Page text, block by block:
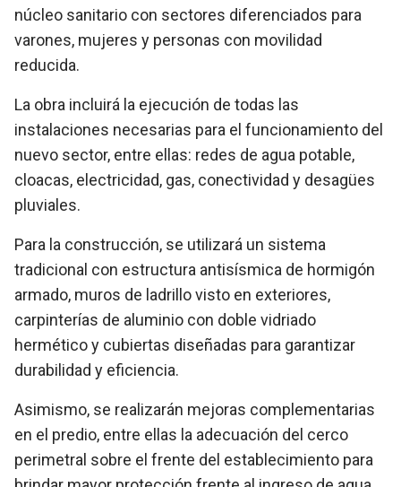
núcleo sanitario con sectores diferenciados para
varones, mujeres y personas con movilidad
reducida.
La obra incluirá la ejecución de todas las
instalaciones necesarias para el funcionamiento del
nuevo sector, entre ellas: redes de agua potable,
cloacas, electricidad, gas, conectividad y desagües
pluviales.
Para la construcción, se utilizará un sistema
tradicional con estructura antisísmica de hormigón
armado, muros de ladrillo visto en exteriores,
carpinterías de aluminio con doble vidriado
hermético y cubiertas diseñadas para garantizar
durabilidad y eficiencia.
Asimismo, se realizarán mejoras complementarias
en el predio, entre ellas la adecuación del cerco
perimetral sobre el frente del establecimiento para